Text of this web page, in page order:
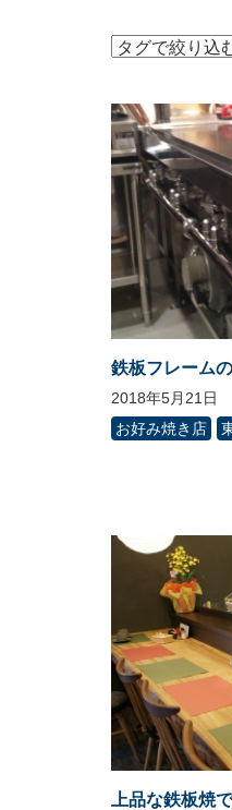
鉄板フレーム
2018年5月21日
お好み焼き店
上品な鉄板焼